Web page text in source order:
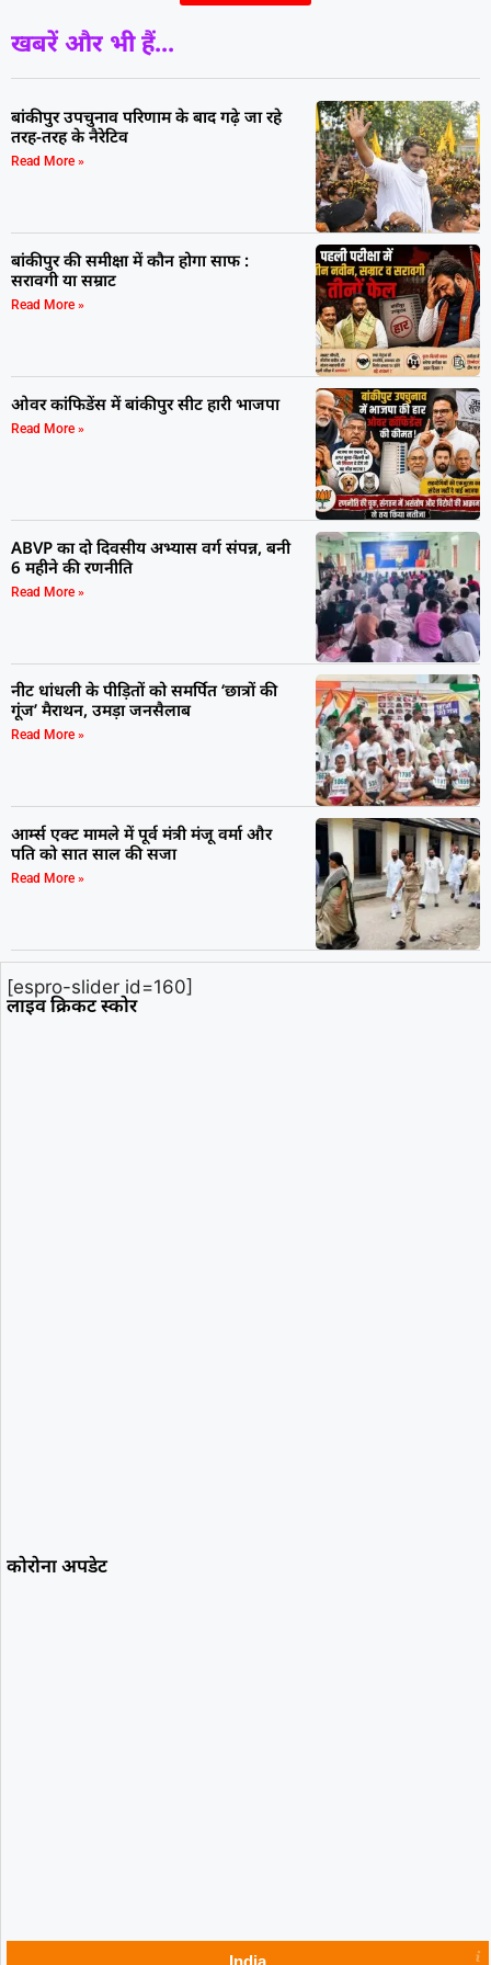
खबरें और भी हैं...
बांकीपुर उपचुनाव परिणाम के बाद गढ़े जा रहे
तरह-तरह के नैरेटिव
Read More »
बांकीपुर की समीक्षा में कौन होगा साफ :
सरावगी या सम्राट
Read More »
ओवर कांफिडेंस में बांकीपुर सीट हारी भाजपा
Read More »
ABVP का दो दिवसीय अभ्यास वर्ग संपन्न, बनी
6 महीने की रणनीति
Read More »
नीट धांधली के पीड़ितों को समर्पित ‘छात्रों की
गूंज’ मैराथन, उमड़ा जनसैलाब
Read More »
आर्म्स एक्ट मामले में पूर्व मंत्री मंजू वर्मा और
पति को सात साल की सजा
Read More »
[espro-slider id=160]
लाइव क्रिकट स्कोर
कोरोना अपडेट